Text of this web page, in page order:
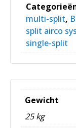
multi-split,
split airco
single-split
Gewicht
25 kg